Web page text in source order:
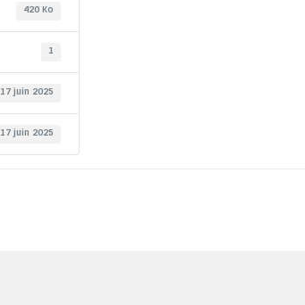
420 Ko
1
17 juin 2025
17 juin 2025